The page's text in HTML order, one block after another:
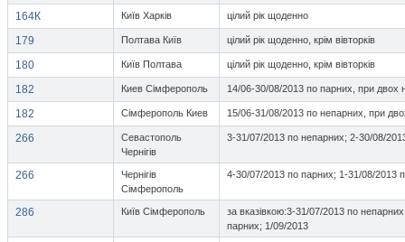
164К Київ Харків цілий рік щоденно
179 Полтава Київ цілий рік щоденно, крім вівторків
180 Київ Полтава цілий рік щоденно, крім вівторків
182 Киев Сімферополь 14/06-30/08/2013 по парних, при двох
182 Сімферополь Киев 15/06-31/08/2013 по непарних, при
266
Севастополь
Чернігів
3-31/07/2013 по непарних; 2-30/08/
266
Чернігів
Сімферополь
4-30/07/2013 по парних; 1-31/08/2013
286 Київ Сімферополь
за вказівкою:3-31/07/2013 по
парних; 1/09/2013